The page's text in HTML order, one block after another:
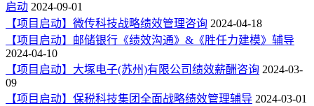
启动 2024-09-01
【项目启动】微传科技战略绩效管理咨询 2024-04-18
【项目启动】邮储银行《绩效沟通》&《胜任力建模》辅导
2024-04-10
【项目启动】大塚电子(苏州)有限公司绩效薪酬咨询 2024-03-
09
【项目启动】保税科技集团全面战略绩效管理辅导 2024-03-01